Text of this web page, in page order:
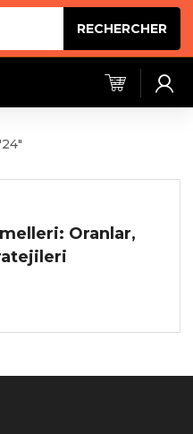
RECHERCHER
Oranlar,